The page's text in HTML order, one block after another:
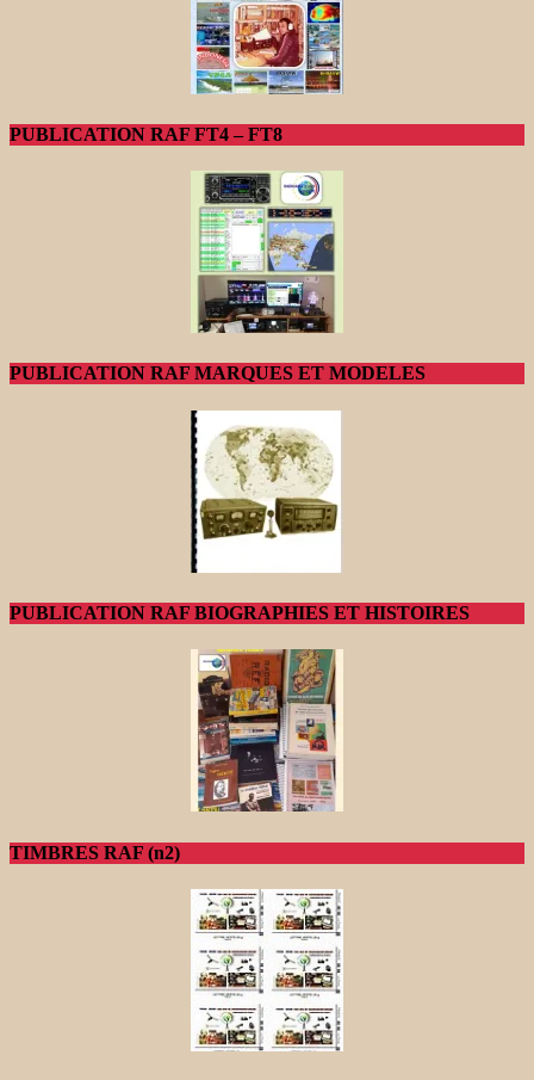
PUBLICATION RAF FT4 – FT8
PUBLICATION RAF MARQUES ET MODELES
PUBLICATION RAF BIOGRAPHIES ET HISTOIRES
TIMBRES RAF (n2)